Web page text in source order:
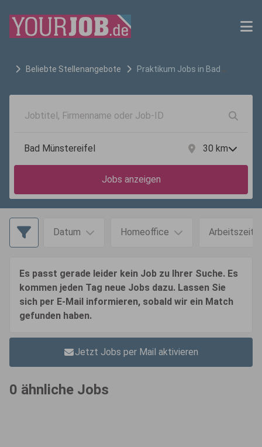
Beliebte Stellenangebote Praktikum Jobs in Bad
30 km
Jobs anzeigen
Datum Homeoffice Arbeitszeit
Es passt gerade leider kein Job zu Ihrer Suche. Es
kommen jeden Tag neue Jobs dazu. Lassen Sie
sich per E-Mail informieren, sobald wir ein Match
gefunden haben.
Jetzt Jobs per Mail aktivieren
0 ähnliche Jobs